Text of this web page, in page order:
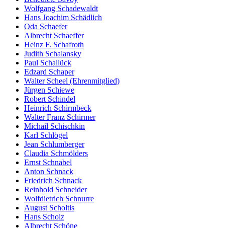
Wolfgang Schadewaldt
Hans Joachim Schädlich
Oda Schaefer
Albrecht Schaeffer
Heinz F. Schafroth
Judith Schalansky
Paul Schallück
Edzard Schaper
Walter Scheel (Ehrenmitglied)
Jürgen Schiewe
Robert Schindel
Heinrich Schirmbeck
Walter Franz Schirmer
Michail Schischkin
Karl Schlögel
Jean Schlumberger
Claudia Schmölders
Ernst Schnabel
Anton Schnack
Friedrich Schnack
Reinhold Schneider
Wolfdietrich Schnurre
August Scholtis
Hans Scholz
Albrecht Schöne